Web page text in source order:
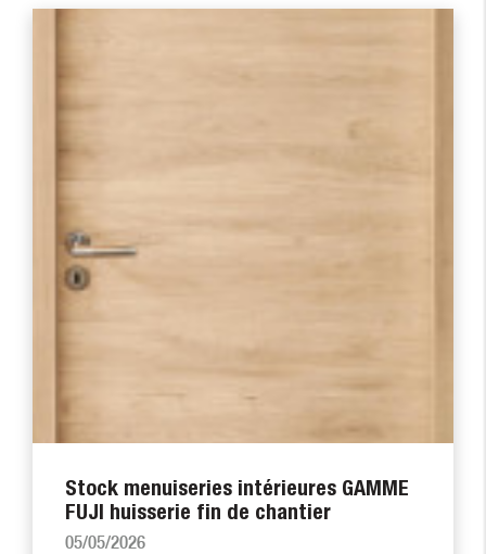
Stock menuiseries intérieures GAMME
FUJI huisserie fin de chantier
05/05/2026